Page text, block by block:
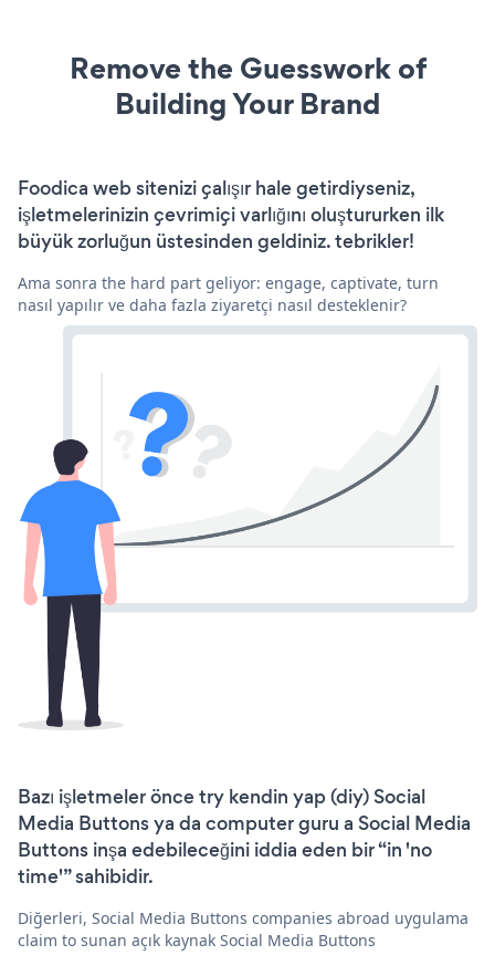
Remove the Guesswork of
Building Your Brand
Foodica web sitenizi çalışır hale getirdiyseniz,
işletmelerinizin çevrimiçi varlığını oluştururken ilk
büyük zorluğun üstesinden geldiniz. tebrikler!
Ama sonra the hard part geliyor: engage, captivate, turn
nasıl yapılır ve daha fazla ziyaretçi nasıl desteklenir?
Bazı işletmeler önce try kendin yap (diy) Social
Media Buttons ya da computer guru a Social Media
Buttons inşa edebileceğini iddia eden bir “in 'no
time'” sahibidir.
Diğerleri, Social Media Buttons companies abroad uygulama
claim to sunan açık kaynak Social Media Buttons